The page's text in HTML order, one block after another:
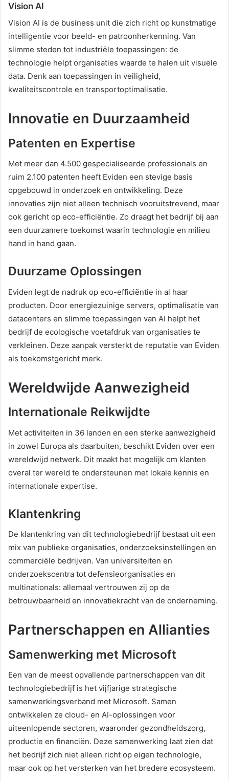
Vision AI
Vision AI is de business unit die zich richt op kunstmatige
intelligentie voor beeld- en patroonherkenning. Van
slimme steden tot industriële toepassingen: de
technologie helpt organisaties waarde te halen uit visuele
data. Denk aan toepassingen in veiligheid,
kwaliteitscontrole en transportoptimalisatie.
Innovatie en Duurzaamheid
Patenten en Expertise
Met meer dan 4.500 gespecialiseerde professionals en
ruim 2.100 patenten heeft Eviden een stevige basis
opgebouwd in onderzoek en ontwikkeling. Deze
innovaties zijn niet alleen technisch vooruitstrevend, maar
ook gericht op eco-efficiëntie. Zo draagt het bedrijf bij aan
een duurzamere toekomst waarin technologie en milieu
hand in hand gaan.
Duurzame Oplossingen
Eviden legt de nadruk op eco-efficiëntie in al haar
producten. Door energiezuinige servers, optimalisatie van
datacenters en slimme toepassingen van AI helpt het
bedrijf de ecologische voetafdruk van organisaties te
verkleinen. Deze aanpak versterkt de reputatie van Eviden
als toekomstgericht merk.
Wereldwijde Aanwezigheid
Internationale Reikwijdte
Met activiteiten in 36 landen en een sterke aanwezigheid
in zowel Europa als daarbuiten, beschikt Eviden over een
wereldwijd netwerk. Dit maakt het mogelijk om klanten
overal ter wereld te ondersteunen met lokale kennis en
internationale expertise.
Klantenkring
De klantenkring van dit technologiebedrijf bestaat uit een
mix van publieke organisaties, onderzoeksinstellingen en
commerciële bedrijven. Van universiteiten en
onderzoekscentra tot defensieorganisaties en
multinationals: allemaal vertrouwen zij op de
betrouwbaarheid en innovatiekracht van de onderneming.
Partnerschappen en Allianties
Samenwerking met Microsoft
Een van de meest opvallende partnerschappen van dit
technologiebedrijf is het vijfjarige strategische
samenwerkingsverband met Microsoft. Samen
ontwikkelen ze cloud- en AI-oplossingen voor
uiteenlopende sectoren, waaronder gezondheidszorg,
productie en financiën. Deze samenwerking laat zien dat
het bedrijf zich niet alleen richt op eigen technologie,
maar ook op het versterken van het bredere ecosysteem.